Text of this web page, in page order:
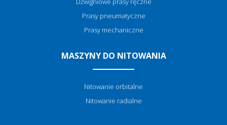
Prasy pneumatyczne
Prasy mechaniczne
MASZYNY DO NITOWANIA
Nitowanie orbitalne
Nitowanie radialne